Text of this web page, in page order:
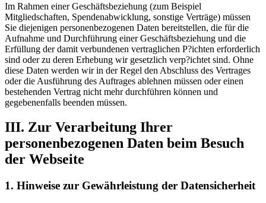
Im Rahmen einer Geschäftsbeziehung (zum Beispiel
Mitgliedschaften, Spendenabwicklung, sonstige Verträge) müssen
Sie diejenigen personenbezogenen Daten bereitstellen, die für die
Aufnahme und Durchführung einer Geschäftsbeziehung und die
Erfüllung der damit verbundenen vertraglichen P?ichten erforderlich
sind oder zu deren Erhebung wir gesetzlich verp?ichtet sind. Ohne
diese Daten werden wir in der Regel den Abschluss des Vertrages
oder die Ausführung des Auftrages ablehnen müssen oder einen
bestehenden Vertrag nicht mehr durchführen können und
gegebenenfalls beenden müssen.
III. Zur Verarbeitung Ihrer
personenbezogenen Daten beim Besuch
der Webseite
1. Hinweise zur Gewährleistung der Datensicherheit